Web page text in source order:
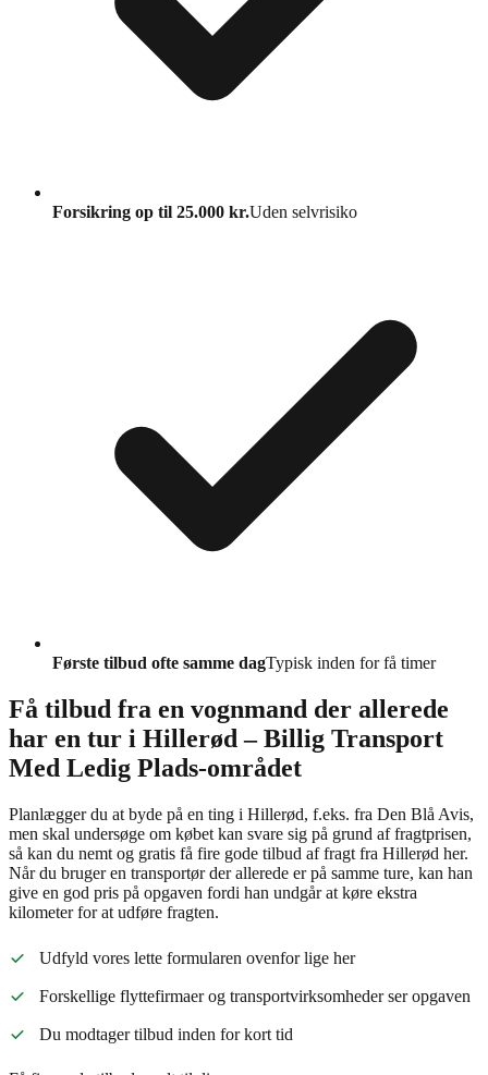
Forsikring op til 25.000 kr.Uden selvrisiko
Første tilbud ofte samme dagTypisk inden for få timer
Få tilbud fra en vognmand der allerede
har en tur i Hillerød – Billig Transport
Med Ledig Plads-området
Planlægger du at byde på en ting i Hillerød, f.eks. fra Den Blå Avis,
men skal undersøge om købet kan svare sig på grund af fragtprisen,
så kan du nemt og gratis få fire gode tilbud af fragt fra Hillerød her.
Når du bruger en transportør der allerede er på samme ture, kan han
give en god pris på opgaven fordi han undgår at køre ekstra
kilometer for at udføre fragten.
Udfyld vores lette formularen ovenfor lige her
Forskellige flyttefirmaer og transportvirksomheder ser opgaven
Du modtager tilbud inden for kort tid